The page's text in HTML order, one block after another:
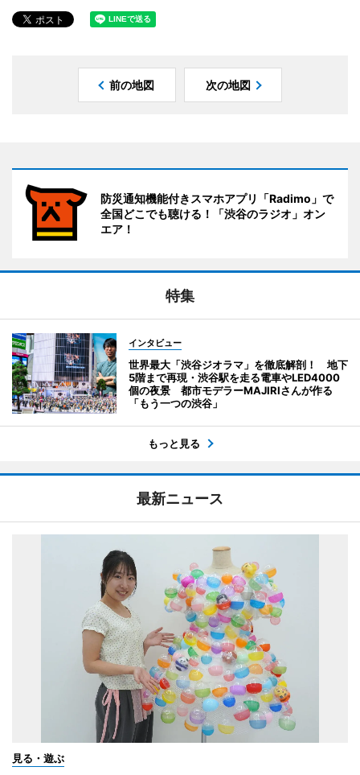
前の地図 次の地図
防災通知機能付きスマホアプリ「Radimo」で
全国どこでも聴ける！「渋谷のラジオ」オン
エア！
特集
インタビュー
世界最大「渋谷ジオラマ」を徹底解剖！ 地下
5階まで再現・渋谷駅を走る電車やLED4000
個の夜景 都市モデラーMAJIRIさんが作る
「もう一つの渋谷」
もっと見る
最新ニュース
見る・遊ぶ